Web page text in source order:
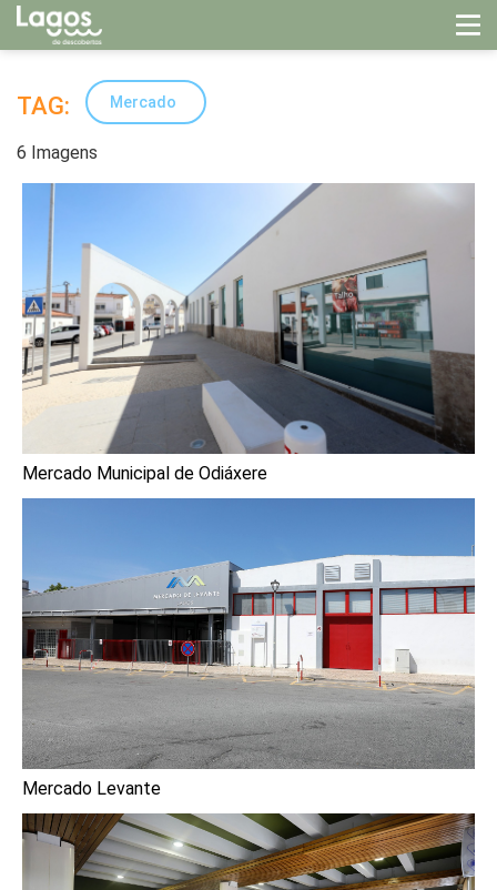
TAG: Mercado
6 Imagens
Mercado Municipal de Odiáxere
Mercado Levante